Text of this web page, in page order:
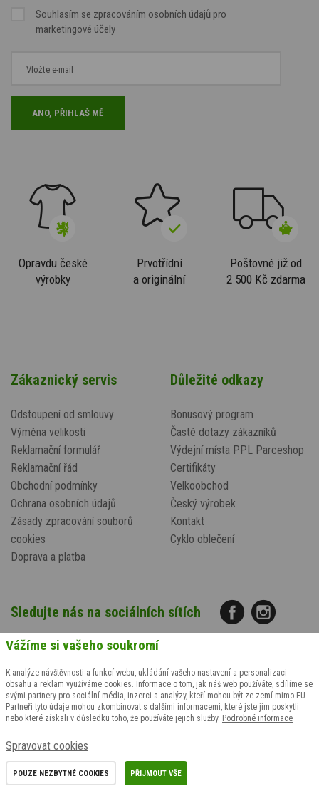
Souhlasím se zpracováním osobních údajů pro
marketingové účely
Opravdu české
výrobky
Prvotřídní
a originální
Poštovné již od
2 500 Kč zdarma
Zákaznický servis
Odstoupení od smlouvy
Výměna velikosti
Reklamační formulář
Reklamační řád
Obchodní podmínky
Ochrana osobních údajů
Zásady zpracování souborů
cookies
Doprava a platba
Důležité odkazy
Bonusový program
Časté dotazy zákazníků
Výdejní místa PPL Parceshop
Certifikáty
Velkoobchod
Český výrobek
Kontakt
Cyklo oblečení
Sledujte nás na sociálních sítích
Zavolejte +420608 847 767
(Po-Pá: 9-14 hod.)
nebo napišteobjednavky@motopradlo.cz
Vážíme si vašeho soukromí
K analýze návštěvnosti a funkcí webu, ukládání vašeho nastavení a personalizaci
obsahu a reklam využíváme cookies. Informace o tom, jak náš web používáte, sdílíme se
svými partnery pro sociální média, inzerci a analýzy, kteří mohou být ze zemí mimo EU.
Partneři tyto údaje mohou zkombinovat s dalšími informacemi, které jste jim poskytli
nebo které získali v důsledku toho, že používáte jejich služby. Podrobné informace
Spravovat cookies
POUZE NEZBYTNÉ COOKIES PŘIJMOUT VŠE